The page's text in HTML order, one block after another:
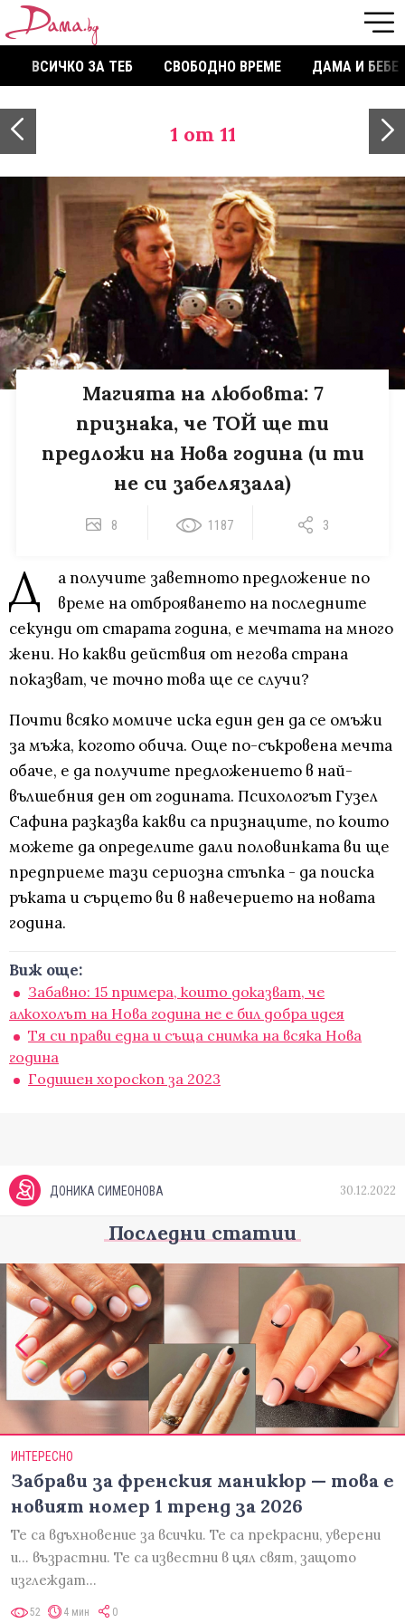
ВСИЧКО ЗА ТЕБ СВОБОДНО ВРЕМЕ ДАМА И БЕБЕ
1 от 11
Магията на любовта: 7
признака, че ТОЙ ще ти
предложи на Нова година (и ти
не си забелязала)
8 1187 3
Д
а получите заветното предложение по
време на отброяването на последните
секунди от старата година, е мечтата на много
жени. Но какви действия от негова страна
показват, че точно това ще се случи?
Почти всяко момиче иска един ден да се омъжи
за мъжа, когото обича. Още по-съкровена мечта
обаче, е да получите предложението в най-
вълшебния ден от годината. Психологът Гузел
Сафина разказва какви са признаците, по които
можете да определите дали половинката ви ще
предприеме тази сериозна стъпка - да поиска
ръката и сърцето ви в навечерието на новата
година.
Виж още:
Забавно: 15 примера, които доказват, че
алкохолът на Нова година не е бил добра идея
Тя си прави една и съща снимка на всяка Нова
година
Годишен хороскоп за 2023
ДОНИКА СИМЕОНОВА 30.12.2022
Последни статии
ИНТЕРЕСНО
Забрави за френския маникюр — това е
новият номер 1 тренд за 2026
Те са вдъхновение за всички. Те са прекрасни, уверени
и... възрастни. Те са известни в цял свят, защото
изглеждат…
52 4 мин 0